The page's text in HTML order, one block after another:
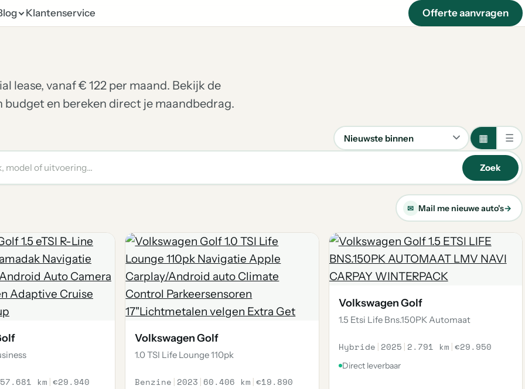
Klantenservice Offerte aanvragen
lease, vanaf € 122 per maand. Bekijk de
en bereken direct je maandbedrag.
Sorteren
▦ ☰
Zoek
✉ Mail me nieuwe auto's→
57.681 km |€29.940
Volkswagen Golf
1.0 TSI Life Lounge 110pk
Benzine | 2023 | 60.406 km |€19.890
Volkswagen Golf
1.5 Etsi Life Bns.150PK Automaat
Hybride | 2025 | 2.791 km |€29.950
Direct leverbaar